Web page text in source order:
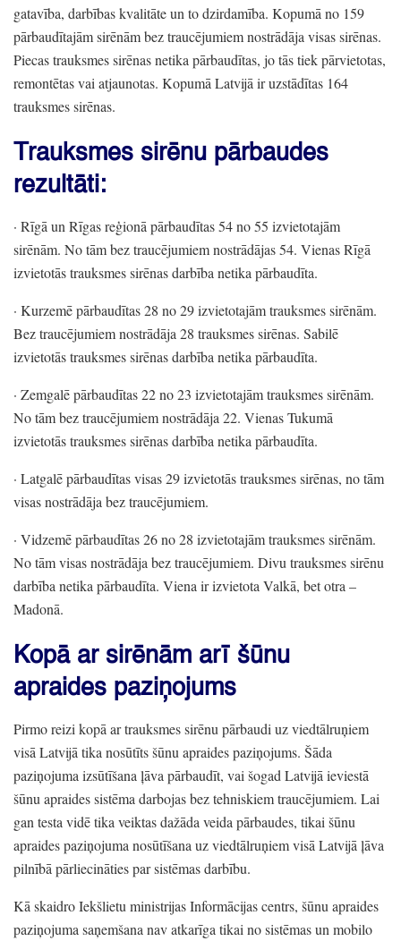
gatavība, darbības kvalitāte un to dzirdamība. Kopumā no 159
pārbaudītajām sirēnām bez traucējumiem nostrādāja visas sirēnas.
Piecas trauksmes sirēnas netika pārbaudītas, jo tās tiek pārvietotas,
remontētas vai atjaunotas. Kopumā Latvijā ir uzstādītas 164
trauksmes sirēnas.
Trauksmes sirēnu pārbaudes
rezultāti:
· Rīgā un Rīgas reģionā pārbaudītas 54 no 55 izvietotajām
sirēnām. No tām bez traucējumiem nostrādājas 54. Vienas Rīgā
izvietotās trauksmes sirēnas darbība netika pārbaudīta.
· Kurzemē pārbaudītas 28 no 29 izvietotajām trauksmes sirēnām.
Bez traucējumiem nostrādāja 28 trauksmes sirēnas. Sabilē
izvietotās trauksmes sirēnas darbība netika pārbaudīta.
· Zemgalē pārbaudītas 22 no 23 izvietotajām trauksmes sirēnām.
No tām bez traucējumiem nostrādāja 22. Vienas Tukumā
izvietotās trauksmes sirēnas darbība netika pārbaudīta.
· Latgalē pārbaudītas visas 29 izvietotās trauksmes sirēnas, no tām
visas nostrādāja bez traucējumiem.
· Vidzemē pārbaudītas 26 no 28 izvietotajām trauksmes sirēnām.
No tām visas nostrādāja bez traucējumiem. Divu trauksmes sirēnu
darbība netika pārbaudīta. Viena ir izvietota Valkā, bet otra –
Madonā.
Kopā ar sirēnām arī šūnu
apraides paziņojums
Pirmo reizi kopā ar trauksmes sirēnu pārbaudi uz viedtālruņiem
visā Latvijā tika nosūtīts šūnu apraides paziņojums. Šāda
paziņojuma izsūtīšana ļāva pārbaudīt, vai šogad Latvijā ieviestā
šūnu apraides sistēma darbojas bez tehniskiem traucējumiem. Lai
gan testa vidē tika veiktas dažāda veida pārbaudes, tikai šūnu
apraides paziņojuma nosūtīšana uz viedtālruņiem visā Latvijā ļāva
pilnībā pārliecināties par sistēmas darbību.
Kā skaidro Iekšlietu ministrijas Informācijas centrs, šūnu apraides
paziņojuma saņemšana nav atkarīga tikai no sistēmas un mobilo